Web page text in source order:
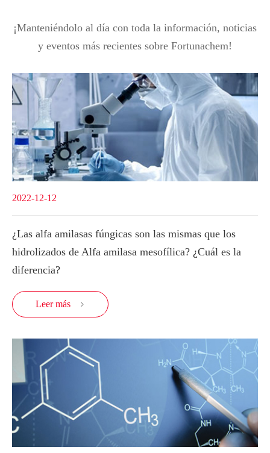
¡Manteniéndolo al día con toda la información, noticias
y eventos más recientes sobre Fortunachem!
2022-12-12
¿Las alfa amilasas fúngicas son las mismas que los
hidrolizados de Alfa amilasa mesofílica? ¿Cuál es la
diferencia?
Leer más 